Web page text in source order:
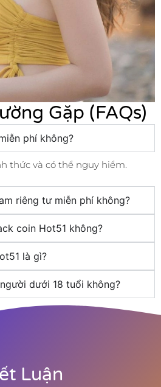
Gặp (FAQs)
phí không?
thức và có thể nguy hiểm.
riêng tư miễn phí không?
coin Hot51 không?
là gì?
dưới 18 tuổi không?
Luận